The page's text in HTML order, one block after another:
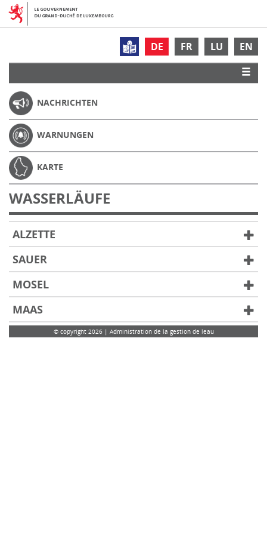
DE FR LU EN
NACHRICHTEN
WARNUNGEN
KARTE
WASSERLÄUFE
ALZETTE
SAUER
MOSEL
MAAS
© copyright 2026 | Administration de la gestion de leau